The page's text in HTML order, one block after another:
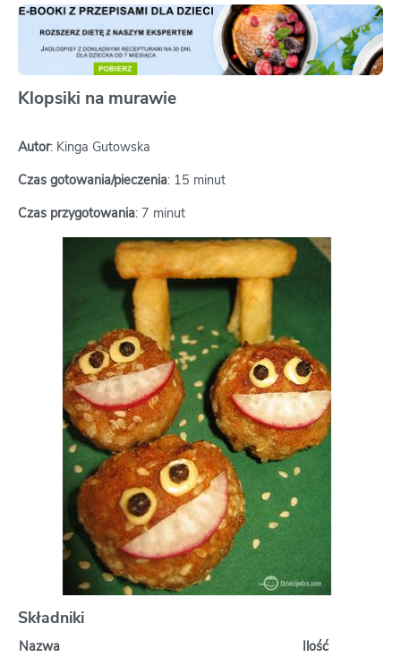
Klopsiki na murawie
Autor: Kinga Gutowska
Czas gotowania/pieczenia: 15 minut
Czas przygotowania: 7 minut
Składniki
Nazwa
Ilość